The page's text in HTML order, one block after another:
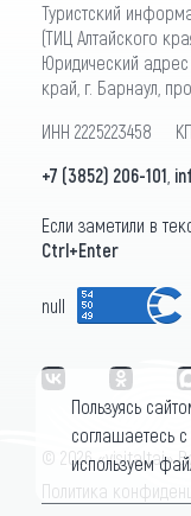
Туристский
(ТИЦ Алтайского
Юридический адрес
край, г. Барнаул,
ИНН 2225223458
+7 (3852) 206-101
Если заметили в
Ctrl+Enter
null
© 2026 «visitaltai»
Политика
Пользуясь
соглашаетесь
используем